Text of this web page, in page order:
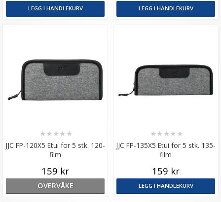
LEGG I HANDLEKURV LEGG I HANDLEKURV
JJC FP-120X5 Etui for 5 stk. 120-
film
★★ ★★ ★
159 kr
OVERVÅKE
JJC FP-135X5 Etui for 5 stk. 135-
film
★★ ★★ ★
159 kr
LEGG I HANDLEKURV